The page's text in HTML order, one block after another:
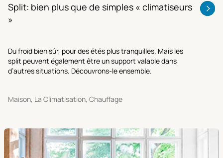
Split: bien plus que de simples « climatiseurs
»
Du froid bien sûr, pour des étés plus tranquilles. Mais les
split peuvent également être un support valable dans
d’autres situations. Découvrons-le ensemble.
Maison, La Climatisation, Chauffage